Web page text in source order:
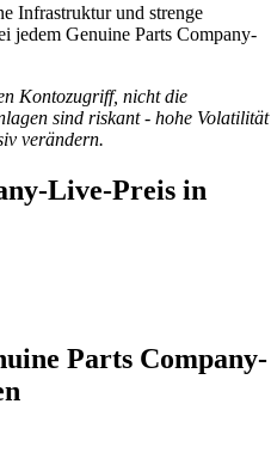
Infrastruktur und strenge
jedem Genuine Parts Company-
Kontozugriff, nicht die
sind riskant - hohe Volatilität
verändern.
Live-Preis in
Parts Company-